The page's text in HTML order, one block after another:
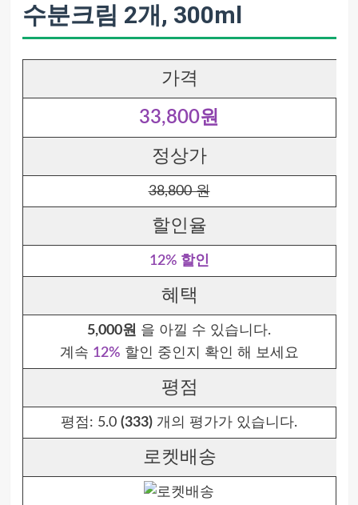
수분크림 2개, 300ml
가격
33,800원
정상가
38,800 원
할인율
12% 할인
혜택
5,000원 을 아낄 수 있습니다.
계속 12% 할인 중인지 확인 해 보세요
평점
평점: 5.0 (333) 개의 평가가 있습니다.
로켓배송